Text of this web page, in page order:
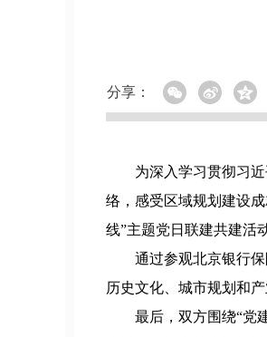
分享：
为深入学习贯彻习
络，感受区域规划建设
线”主题党日联建共建活
通过参观北京银行
历史文化、城市规划和产
最后，双方围绕“党